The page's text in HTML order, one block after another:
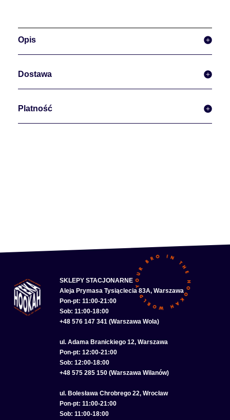
Opis
Dostawa
Platność
SKLEPY STACJONARNE
Aleja Prymasa Tysiąclecia 83A, Warszawa
Pon-pt: 11:00-21:00
Sob: 11:00-18:00
+48 576 147 341 (Warszawa Wola)
ul. Adama Branickiego 12, Warszawa
Pon-pt: 12:00-21:00
Sob: 12:00-18:00
+48 575 285 150 (Warszawa Wilanów)
ul. Bolesława Chrobrego 22, Wrocław
Pon-pt: 11:00-21:00
Sob: 11:00-18:00